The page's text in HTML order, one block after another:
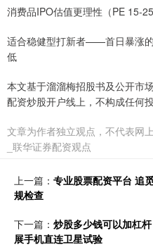
消费品IPO估值更理性（PE 15-
适合稳健型打新者——首日暴涨
低
本文基于溜溜梅招股书及公开市
配资炒股开户线上，不构成任何投
文章为作者独立观点，不代表网
_联华证券配资观点
上一篇： 专业股票配资平台 追
规检查
下一篇： 炒股多少钱可以加杠
展手机直连卫星试验